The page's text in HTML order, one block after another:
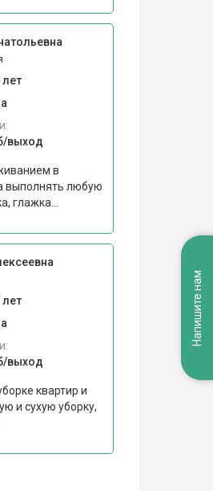
лет
выход
в
выполнять любую
глажка...
лет
выход
квартир и
и сухую уборку,
Напишите нам